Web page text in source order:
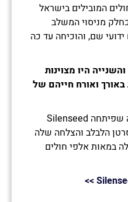
המובילים בישראל
מניסוי המשלב
ידועי שם, והוכיחה עד כה
היו מצוינות
ואורח חייהם של
בסרטן הלבלב והצלחה שלה
במאות אלפי חולים
>>